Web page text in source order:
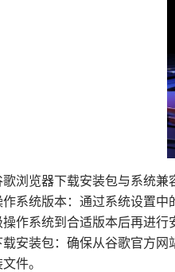
浏览器下载安装包与系统兼
作系统版本：通过系统设置
作系统到合适版本后再进行
载安装包：确保从谷歌官方
件。